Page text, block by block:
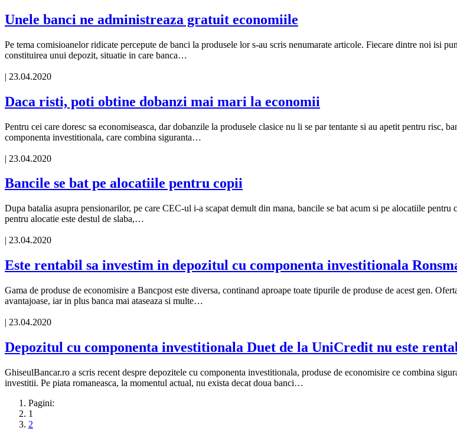
Unele banci ne administreaza gratuit economiile
Pe tema comisioanelor ridicate percepute de banci la produsele lor s-au scris nenumarate articole. Fiecare dintre noi isi
constituirea unui depozit, situatie in care banca…
| 23.04.2020
Daca risti, poti obtine dobanzi mai mari la economii
Pentru cei care doresc sa economiseasca, dar dobanzile la produsele clasice nu li se par tentante si au apetit pentru
componenta investitionala, care combina siguranta…
| 23.04.2020
Bancile se bat pe alocatiile pentru copii
Dupa batalia asupra pensionarilor, pe care CEC-ul i-a scapat demult din mana, bancile se bat acum si pe alocatiile
pentru alocatie este destul de slaba,…
| 23.04.2020
Este rentabil sa investim in depozitul cu componenta investitionala
Gama de produse de economisire a Bancpost este diversa, continand aproape toate tipurile de produse de acest gen.
avantajoase, iar in plus banca mai ataseaza si multe…
| 23.04.2020
Depozitul cu componenta investitionala Duet de la UniCredit nu este
GhiseulBancar.ro a scris recent despre depozitele cu componenta investitionala, produse de economisire ce combina
investitii. Pe piata romaneasca, la momentul actual, nu exista decat doua banci…
Pagini:
1
2